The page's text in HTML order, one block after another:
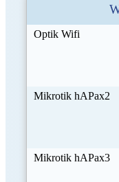
Optik Wifi
Mikrotik hAPax2
Mikrotik hAPax3